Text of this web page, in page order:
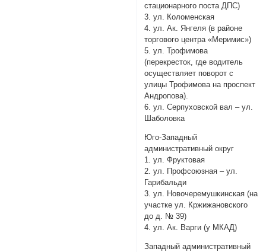
стационарного поста ДПС)
3. ул. Коломенская
4. ул. Ак. Янгеля (в районе
торгового центра «Меримис»)
5. ул. Трофимова
(перекресток, где водитель
осуществляет поворот с
улицы Трофимова на проспект
Андропова).
6. ул. Серпуховской вал – ул.
Шаболовка
Юго-Западный
административный округ
1. ул. Фруктовая
2. ул. Профсоюзная – ул.
Гарибальди
3. ул. Новочеремушкинская (на
участке ул. Кржижановского
до д. № 39)
4. ул. Ак. Варги (у МКАД)
Западный административный